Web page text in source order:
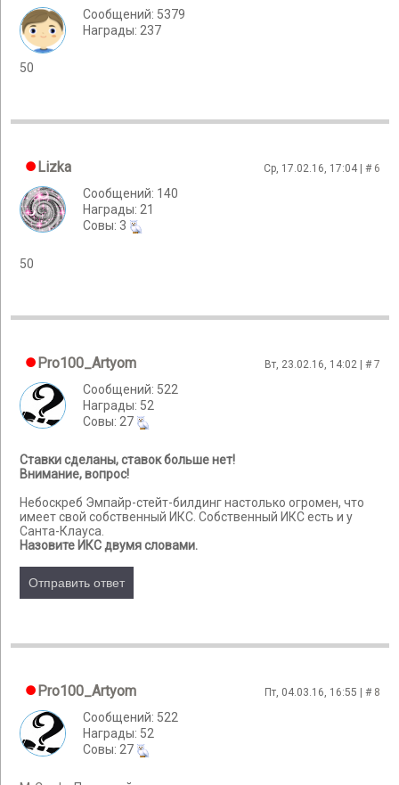
Сообщений: 5379
Награды: 237
50
Lizka Ср, 17.02.16, 17:04 | # 6
Сообщений: 140
Награды: 21
Cовы: 3
50
Pro100_Artyom Вт, 23.02.16, 14:02 | #7
Сообщений: 522
Награды: 52
Cовы: 27
Ставки сделаны, ставок больше нет!
Внимание, вопрос!
Небоскреб Эмпайр-стейт-билдинг настолько огромен, что
имеет свой собственный ИКС. Собственный ИКС есть и у
Санта-Клауса.
Назовите ИКС двумя словами.
Pro100_Artyom Пт, 04.03.16, 16:55 | # 8
Сообщений: 522
Награды: 52
Cовы: 27